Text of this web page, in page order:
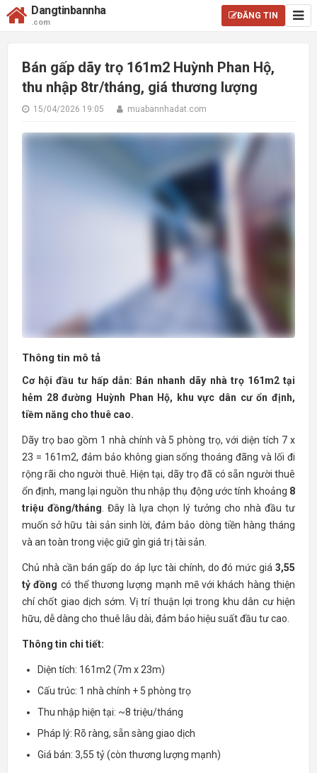
Dangtinbannha
.com
ĐĂNG TIN
Bán gấp dãy trọ 161m2 Huỳnh Phan Hộ,
thu nhập 8tr/tháng, giá thương lượng
15/04/2026 19:05 muabannhadat.com
Thông tin mô tả
Cơ hội đầu tư hấp dẫn: Bán nhanh dãy nhà trọ 161m2 tại
hẻm 28 đường Huỳnh Phan Hộ, khu vực dân cư ổn định,
tiềm năng cho thuê cao.
Dãy trọ bao gồm 1 nhà chính và 5 phòng trọ, với diện tích 7 x
23 = 161m2, đảm bảo không gian sống thoáng đãng và lối đi
rộng rãi cho người thuê. Hiện tại, dãy trọ đã có sẵn người thuê
ổn định, mang lại nguồn thu nhập thụ động ước tính khoảng 8
triệu đồng/tháng . Đây là lựa chọn lý tưởng cho nhà đầu tư
muốn sở hữu tài sản sinh lời, đảm bảo dòng tiền hàng tháng
và an toàn trong việc giữ gìn giá trị tài sản.
Chủ nhà cần bán gấp do áp lực tài chính, do đó mức giá 3,55
tỷ đồng có thể thương lượng mạnh mẽ với khách hàng thiện
chí chốt giao dịch sớm. Vị trí thuận lợi trong khu dân cư hiện
hữu, dễ dàng cho thuê lâu dài, đảm bảo hiệu suất đầu tư cao.
Thông tin chi tiết:
Diện tích: 161m2 (7m x 23m)
Cấu trúc: 1 nhà chính + 5 phòng trọ
Thu nhập hiện tại: ~8 triệu/tháng
Pháp lý: Rõ ràng, sẵn sàng giao dịch
Giá bán: 3,55 tỷ (còn thương lượng mạnh)